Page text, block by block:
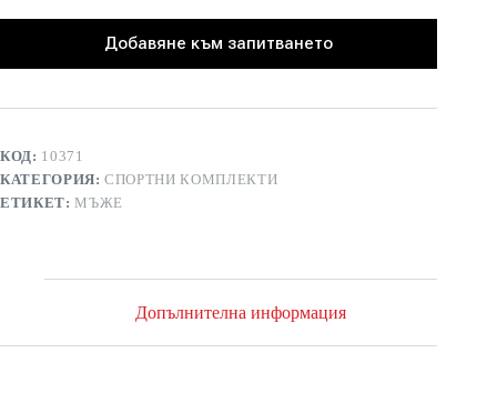
Добавяне към запитването
КОД: 10371
КАТЕГОРИЯ:СПОРТНИ КОМПЛЕКТИ
ЕТИКЕТ:МЪЖЕ
Допълнителна информация